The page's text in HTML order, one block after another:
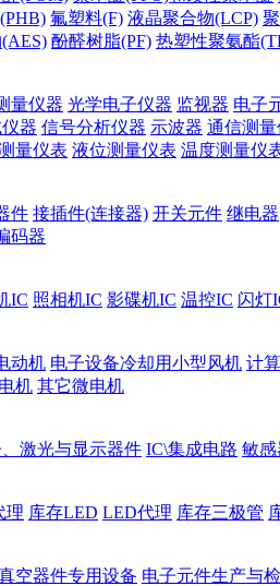
氟塑料(F) 液晶聚合物(LCP)
酚醛树脂(PF) 热塑性聚氨酯
量仪器 光学电子仪器 监视器 电子
器 信号分析仪器 示波器 通信测量
量仪表 液位测量仪表 温度测量仪
件 接插件(连接器) 开关元件 继电器
码器
IC 照相机IC 影碟机IC 温控IC 闪灯
动机 电子设备冷却用小型风机 计
机 其它微电机
激光与显示器件 IC\集成电路 敏感
理 库存LED LED代理 库存三极管
空器件专用设备 电子元件生产与